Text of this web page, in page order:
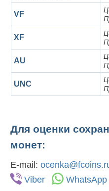
VF
XF
AU
UNC
Для оценки
монет:
E-mail:
Viber
WhatsApp